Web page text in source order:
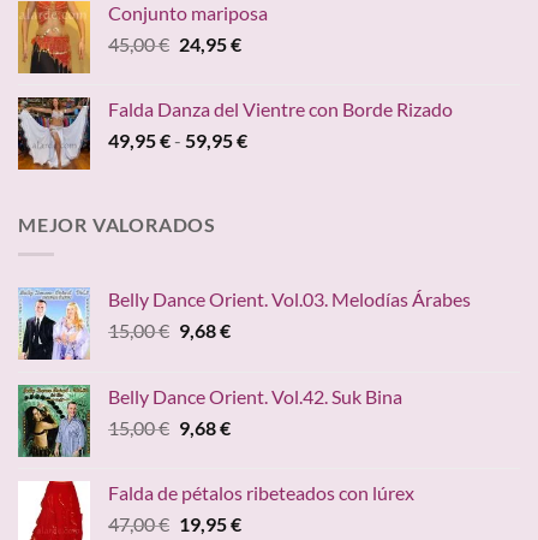
desde
149,00 €
Conjunto mariposa
45,00€ El
era:
45,00 €.
24,95€El
es:
24,95 €.
Falda Danza del Vientre con Borde Rizado
49,95€- 59,95€Rango
59,95 €
MEJOR VALORADOS
Belly Dance Orient. Vol.03. Melodías Árabes
15,00€ El
era:
15,00 €.
9,68€El
es:
9,68 €.
Belly Dance Orient. Vol.42. Suk Bina
15,00€ El
era:
15,00 €.
9,68€El
es:
9,68 €.
Falda de pétalos ribeteados con lúrex
47,00€ El
19,95€El